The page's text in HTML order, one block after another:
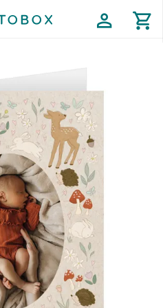
profile shopping_cart